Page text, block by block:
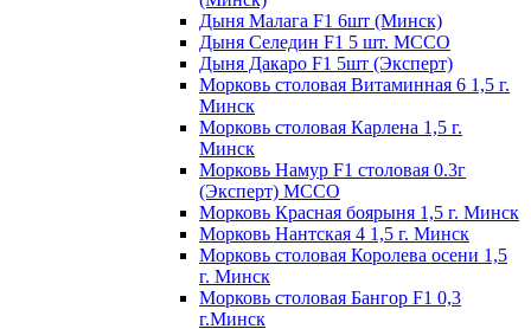
Дыня Малага F1 6шт (Минск)
Дыня Селедин F1 5 шт. МССО
Дыня Дакаро F1 5шт (Эксперт)
Морковь столовая Витаминная 6 1,5 г.
Минск
Морковь столовая Карлена 1,5 г.
Минск
Морковь Намур F1 столовая 0.3г
(Эксперт) МССО
Морковь Красная боярыня 1,5 г. Минск
Морковь Нантская 4 1,5 г. Минск
Морковь столовая Королева осени 1,5
г. Минск
Морковь столовая Бангор F1 0,3
г.Минск